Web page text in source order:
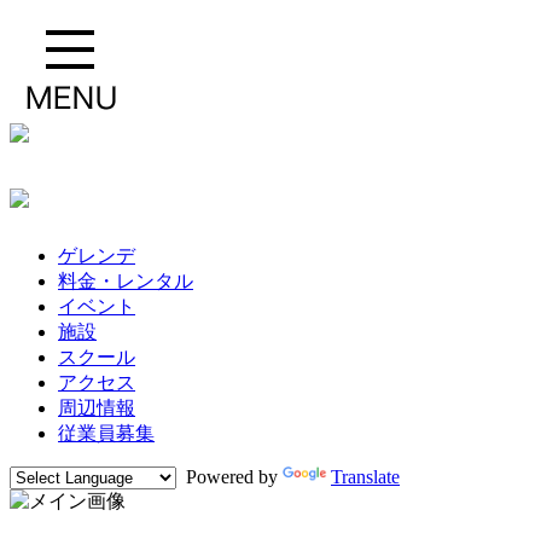
ゲレンデ
料金・レンタル
イベント
施設
スクール
アクセス
周辺情報
従業員募集
Powered by Translate